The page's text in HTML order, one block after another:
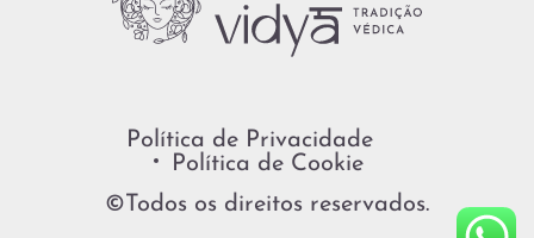
Política de Privacidade
Política de Cookie
©Todos os direitos reservados.